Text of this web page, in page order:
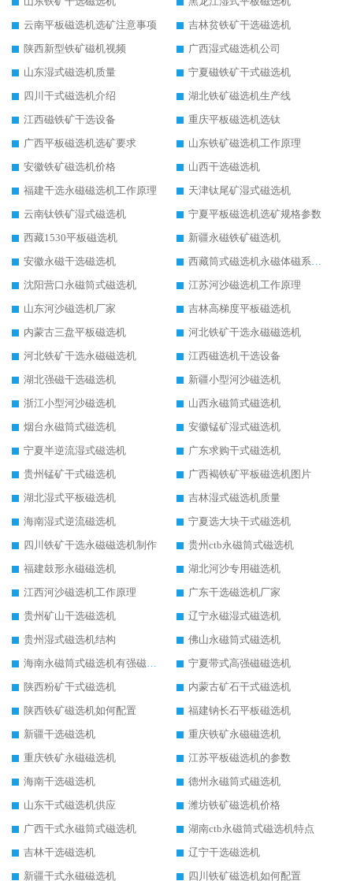
云南平板磁选机选矿注意事项
吉林贫铁矿干选磁选机
陕西新型铁矿磁机视频
广西湿式磁选机公司
山东湿式磁选机质量
宁夏磁铁矿干式磁选机
四川干式磁选机介绍
湖北铁矿磁选机生产线
江西磁铁矿干选设备
重庆平板磁选机选钛
广西平板磁选机选矿要求
山东铁矿磁选机工作原理
安徽铁矿磁选机价格
山西干选磁选机
福建干选永磁磁选机工作原理
天津钛尾矿湿式磁选机
云南钛铁矿湿式磁选机
宁夏平板磁选机选矿规格参数
西藏1530平板磁选机
新疆永磁铁矿磁选机
安徽永磁干选磁选机
西藏筒式磁选机永磁体磁系设计
沈阳营口永磁筒式磁选机
江苏河沙磁选机工作原理
山东河沙磁选机厂家
吉林高梯度平板磁选机
内蒙古三盘平板磁选机
河北铁矿干选永磁磁选机
河北铁矿干选永磁磁选机
江西磁选机干选设备
湖北强磁干选磁选机
新疆小型河沙磁选机
浙江小型河沙磁选机
山西永磁筒式磁选机
烟台永磁筒式磁选机
安徽锰矿湿式磁选机
宁夏半逆流湿式磁选机
广东求购干式磁选机
贵州锰矿干式磁选机
广西褐铁矿平板磁选机图片
湖北湿式平板磁选机
吉林湿式磁选机质量
海南湿式逆流磁选机
宁夏选大块干式磁选机
四川铁矿干选永磁磁选机制作
贵州ctb永磁筒式磁选机
福建鼓形永磁磁选机
湖北河沙专用磁选机
江西河沙磁选机工作原理
广东干选磁选机厂家
贵州矿山干选磁选机
辽宁永磁湿式磁选机
贵州湿式磁选机结构
佛山永磁筒式磁选机
海南永磁筒式磁选机有强磁的吗
宁夏带式高强磁磁选机
陕西粉矿干式磁选机
内蒙古矿石干式磁选机
陕西铁矿磁选机如何配置
福建钠长石平板磁选机
新疆干选磁选机
重庆铁矿永磁磁选机
重庆铁矿永磁磁选机
江苏平板磁选机的参数
海南干选磁选机
德州永磁筒式磁选机
山东干式磁选机供应
潍坊铁矿磁选机价格
广西干式永磁筒式磁选机
湖南ctb永磁筒式磁选机特点
吉林干选磁选机
辽宁干选磁选机
新疆干式永磁磁选机
四川铁矿磁选机如何配置